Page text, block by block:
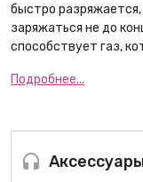
быстро
заряжаться не до
способствует газ,
Подробнее...